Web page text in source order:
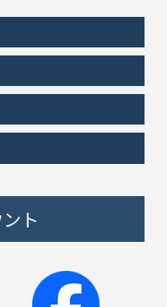
ト